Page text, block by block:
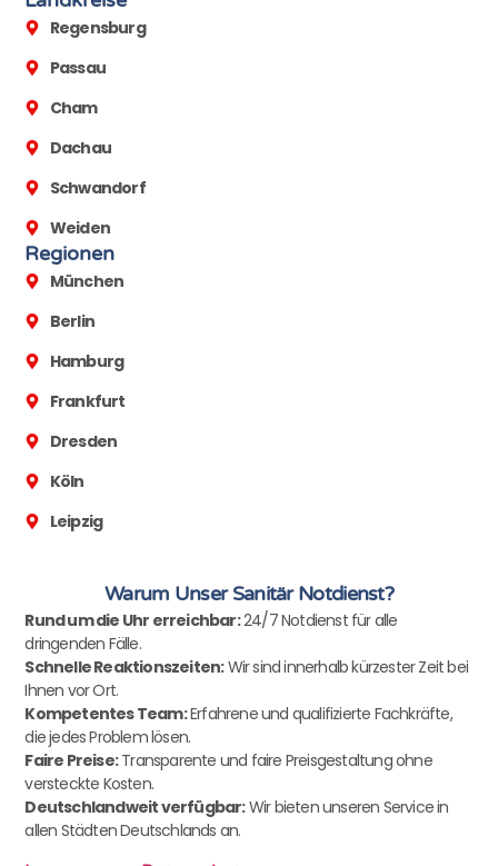
Regensburg
Passau
Cham
Dachau
Schwandorf
Weiden
Regionen
München
Berlin
Hamburg
Frankfurt
Dresden
Köln
Leipzig
Warum Unser Sanitär Notdienst?
Rund um die Uhr erreichbar:24/7 Notdienst für alle
dringenden Fälle.
Schnelle Reaktionszeiten:Wir sind innerhalb kürzester Zeit bei
Ihnen vor Ort.
Kompetentes Team:Erfahrene und qualifizierte Fachkräfte,
die jedes Problem lösen.
Faire Preise:Transparente und faire Preisgestaltung ohne
versteckte Kosten.
Deutschlandweit verfügbar:Wir bieten unseren Service in
allen Städten Deutschlands an.